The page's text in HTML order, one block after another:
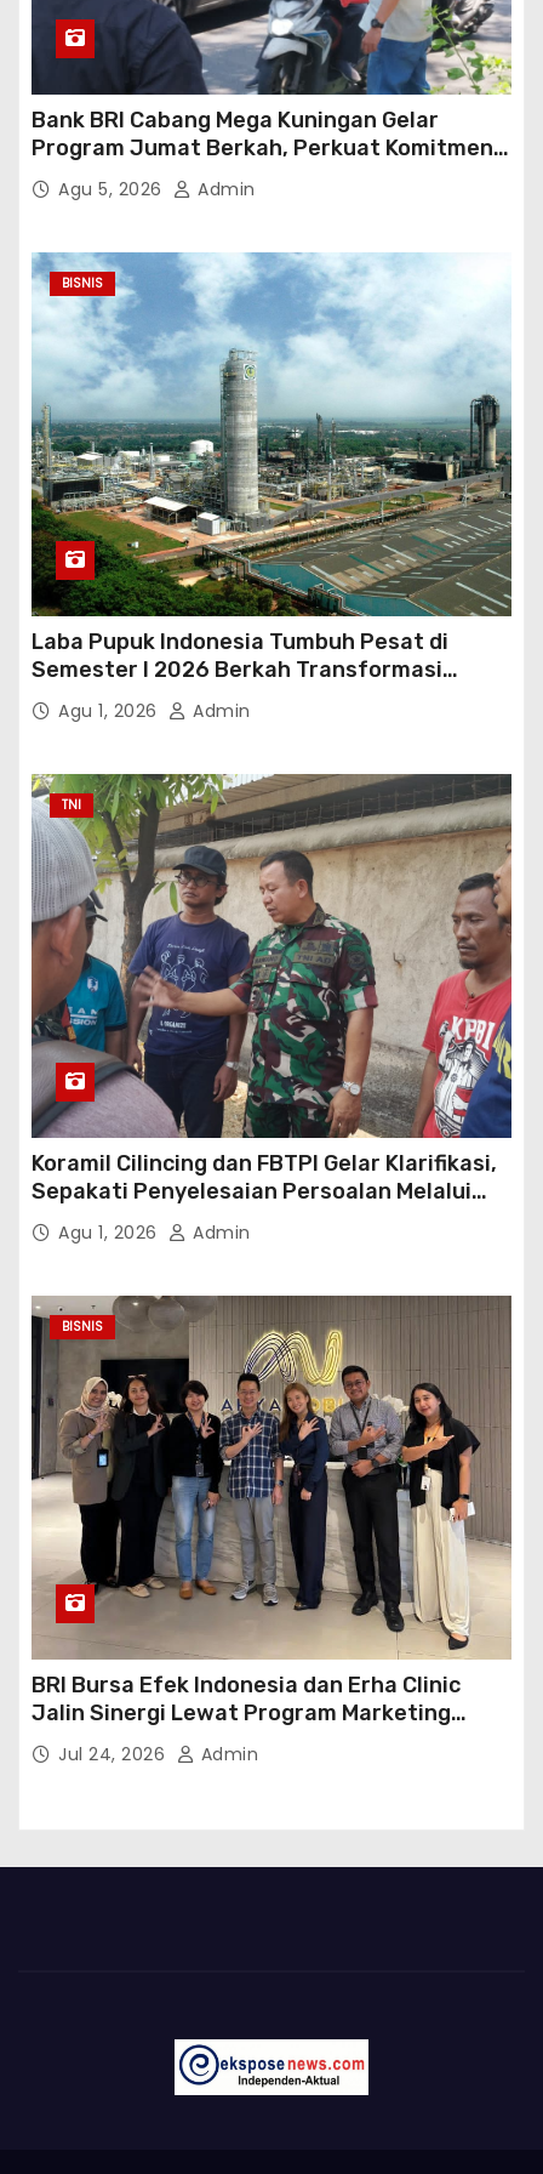
Bank BRI Cabang Mega Kuningan Gelar
Program Jumat Berkah, Perkuat Komitmen
untuk Saling Berbagai Kepada Masyarakat
Sekitar Kawasan Mega Kuningan
Agu 5, 2026 Admin
BISNIS
Laba Pupuk Indonesia Tumbuh Pesat di
Semester I 2026 Berkah Transformasi
Danantara
Agu 1, 2026 Admin
TNI
Koramil Cilincing dan FBTPI Gelar Klarifikasi,
Sepakati Penyelesaian Persoalan Melalui
DialogAgu 1, 2026 Admin
BISNIS
BRI Bursa Efek Indonesia dan Erha Clinic
Jalin Sinergi Lewat Program Marketing
Kolaborasi
Jul 24, 2026 Admin